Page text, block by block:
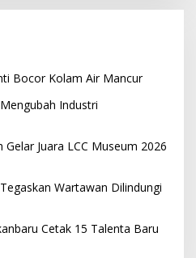
Bocor Kolam Air Mancur
Industri
Juara LCC Museum 2026
Wartawan Dilindungi
Cetak 15 Talenta Baru